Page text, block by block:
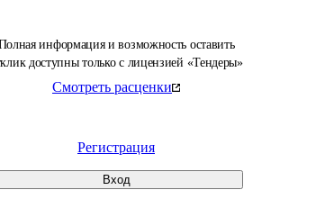
информация и возможность оставить
доступны только с лицензией «Тендеры»
Смотреть расценки
Регистрация
Вход